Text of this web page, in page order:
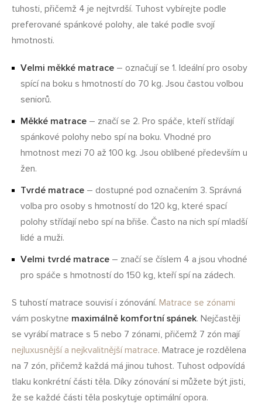
tuhosti, přičemž 4 je nejtvrdší. Tuhost vybírejte podle
preferované spánkové polohy, ale také podle svojí
hmotnosti.
Velmi měkké matrace – označují se 1. Ideální pro osoby
spící na boku s hmotností do 70 kg. Jsou častou volbou
seniorů.
Měkké matrace – značí se 2. Pro spáče, kteří střídají
spánkové polohy nebo spí na boku. Vhodné pro
hmotnost mezi 70 až 100 kg. Jsou oblíbené především u
žen.
Tvrdé matrace – dostupné pod označením 3. Správná
volba pro osoby s hmotností do 120 kg, které spací
polohy střídají nebo spí na břiše. Často na nich spí mladší
lidé a muži.
Velmi tvrdé matrace – značí se číslem 4 a jsou vhodné
pro spáče s hmotností do 150 kg, kteří spí na zádech.
S tuhostí matrace souvisí i zónování. Matrace se zónami
vám poskytne maximálně komfortní spánek. Nejčastěji
se vyrábí matrace s 5 nebo 7 zónami, přičemž 7 zón mají
nejluxusnější a nejkvalitnější matrace. Matrace je rozdělena
na 7 zón, přičemž každá má jinou tuhost. Tuhost odpovídá
tlaku konkrétní části těla. Díky zónování si můžete být jisti,
že se každé části těla poskytuje optimální opora.